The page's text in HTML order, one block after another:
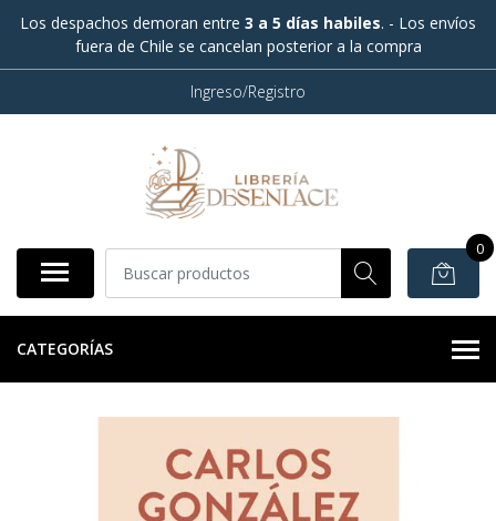
Los despachos demoran entre 3 a 5 días habiles. - Los envíos
fuera de Chile se cancelan posterior a la compra
Ingreso/Registro
0
CATEGORÍAS